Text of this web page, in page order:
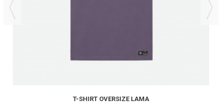
T-SHIRT OVERSIZE LAMA